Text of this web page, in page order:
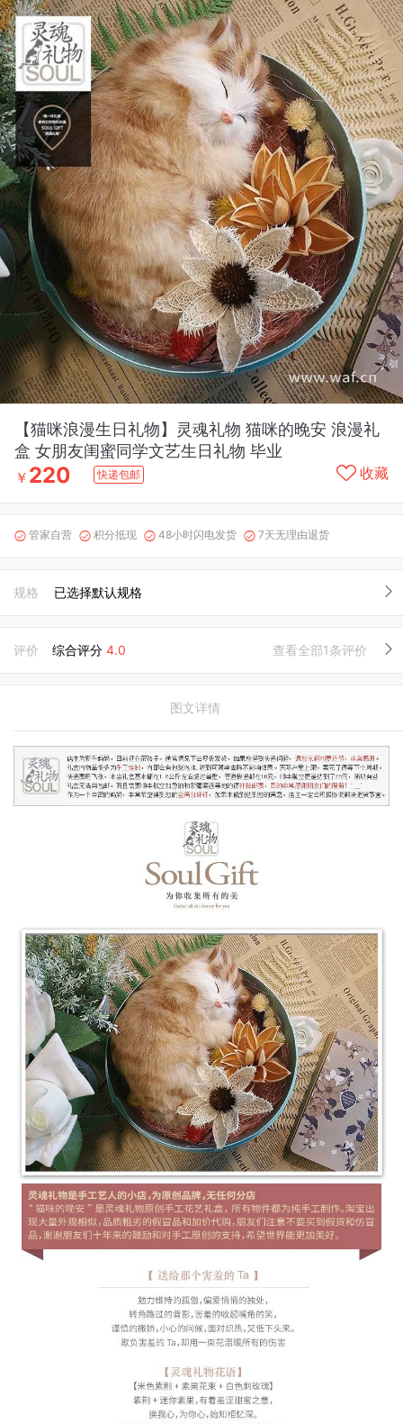
【猫咪浪漫生日礼物】灵魂礼物 猫咪的晚安 浪漫礼
盒 女朋友闺蜜同学文艺生日礼物 毕业
￥ 220 快递包邮 收藏
 管家自营  积分抵现  48小时闪电发货  7天无理由退货
规格 已选择默认规格
评价 综合评分 4.0 查看全部1条评价
图文详情